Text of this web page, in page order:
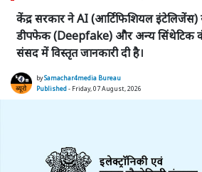
केंद्र सरकार ने AI (आर्टिफिशियल इंटेलिजेंस)
डीपफेक (Deepfake) और अन्य सिंथेटिक
संसद में विस्तृत जानकारी दी है।
bySamachar4media Bureau
Published- Friday, 07 August, 2026